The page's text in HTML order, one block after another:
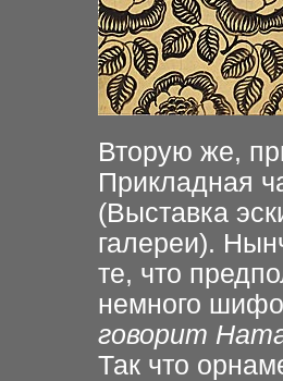
Вторую же,
Прикладная
(Выставка
галереи).
те, что
немного
говорит
Так что